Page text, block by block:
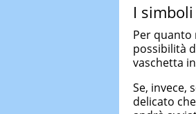
I simboli
Per quanto
possibilità
vaschetta
Se, invece,
delicato